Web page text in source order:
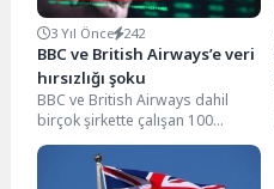
3 Yıl Önce 242
BBC ve British Airways’e veri
hırsızlığı şoku
BBC ve British Airways dahil
birçok şirkette çalışan 100
binden fazla personelin bordro
verilerinin çalınmış...